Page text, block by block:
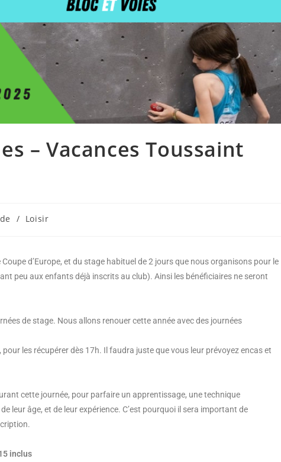
– Vacances Toussaint
/ Loisir
d’Europe, et du stage habituel de 2 jours que nous organisons pour le
peu aux enfants déjà inscrits au club). Ainsi les bénéficiaires ne seront
de stage. Nous allons renouer cette année avec des journées
les récupérer dès 17h. Il faudra juste que vous leur prévoyez encas et
cette journée, pour parfaire un apprentissage, une technique
leur âge, et de leur expérience. C’est pourquoi il sera important de
inclus